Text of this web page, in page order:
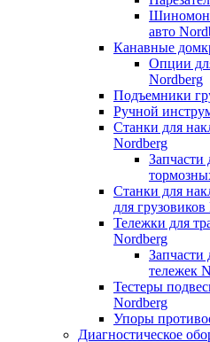
авто
Канавные
Опции
Nordberg
Подъемники
Ручной
Станки для
Nordberg
Запчасти
Станки для
для
Тележки для
Nordberg
Запчасти
тележек
Тестеры
Nordberg
Упоры
Диагностическое